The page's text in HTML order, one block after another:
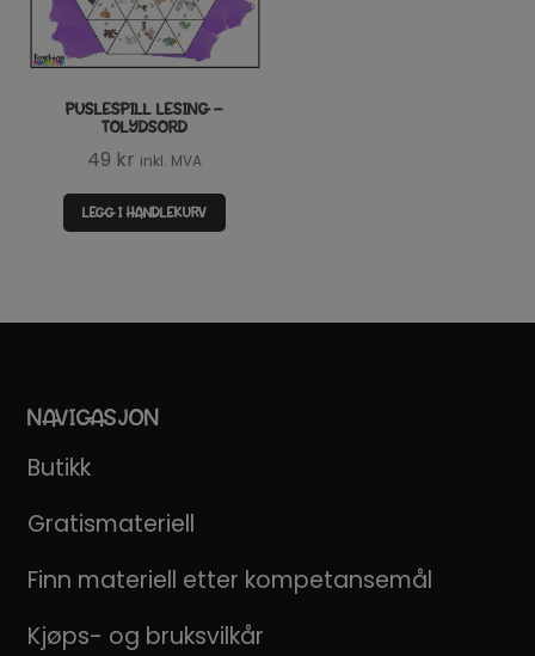
PUSLESPILL LESING –
TOLYDSORD
49 kr inkl. MVA
LEGG I HANDLEKURV
NAVIGASJON
Butikk
Gratismateriell
Finn materiell etter kompetansemål
Kjøps- og bruksvilkår